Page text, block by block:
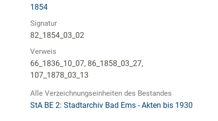
1854
Signatur
82_1854_03_02
Verweis
66_1836_10_07, 86_1858_03_27,
107_1878_03_13
Alle Verzeichnungseinheiten des Bestandes
StA BE 2: Stadtarchiv Bad Ems - Akten bis 1930